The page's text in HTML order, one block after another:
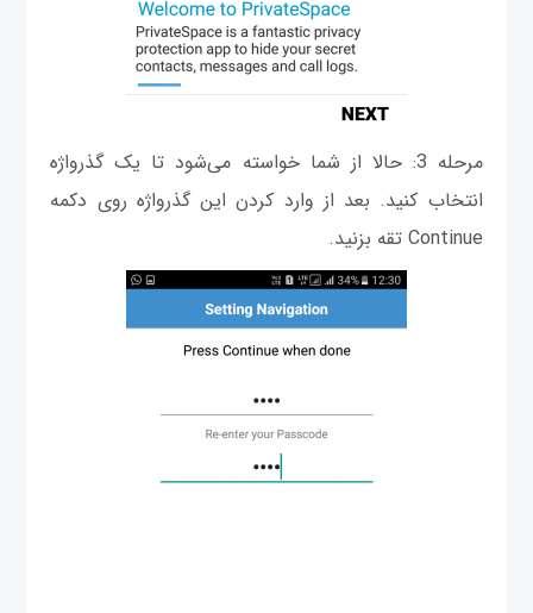
مرحله 3: حالا از شما خواسته می‌شود تا یک گذرواژه
انتخاب کنید. بعد از وارد کردن این گذرواژه روی دکمه
Continue تقه بزنید.